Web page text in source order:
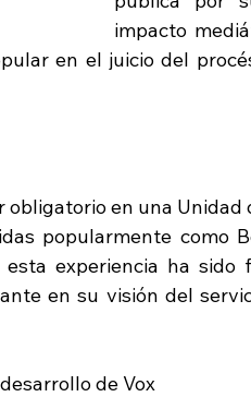
impacto
en el juicio del
obligatorio en una Unidad
popularmente como
experiencia ha
en su visión del
de Vox